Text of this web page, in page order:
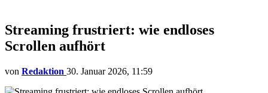
Streaming frustriert: wie endloses
Scrollen aufhört
von Redaktion 30. Januar 2026, 11:59